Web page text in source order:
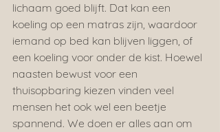
lichaam goed blijft. Dat kan een
koeling op een matras zijn, waardoor
iemand op bed kan blijven liggen, of
een koeling voor onder de kist. Hoewel
naasten bewust voor een
thuisopbaring kiezen vinden veel
mensen het ook wel een beetje
spannend. We doen er alles aan om